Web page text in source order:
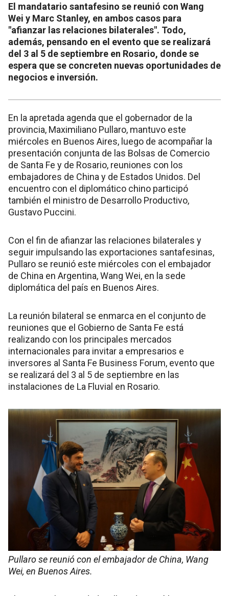
El mandatario santafesino se reunió con Wang
Wei y Marc Stanley, en ambos casos para
"afianzar las relaciones bilaterales". Todo,
además, pensando en el evento que se realizará
del 3 al 5 de septiembre en Rosario, donde se
espera que se concreten nuevas oportunidades de
negocios e inversión.
En la apretada agenda que el gobernador de la
provincia, Maximiliano Pullaro, mantuvo este
miércoles en Buenos Aires, luego de acompañar la
presentación conjunta de las Bolsas de Comercio
de Santa Fe y de Rosario, reuniones con los
embajadores de China y de Estados Unidos. Del
encuentro con el diplomático chino participó
también el ministro de Desarrollo Productivo,
Gustavo Puccini.
Con el fin de afianzar las relaciones bilaterales y
seguir impulsando las exportaciones santafesinas,
Pullaro se reunió este miércoles con el embajador
de China en Argentina, Wang Wei, en la sede
diplomática del país en Buenos Aires.
La reunión bilateral se enmarca en el conjunto de
reuniones que el Gobierno de Santa Fe está
realizando con los principales mercados
internacionales para invitar a empresarios e
inversores al Santa Fe Business Forum, evento que
se realizará del 3 al 5 de septiembre en las
instalaciones de La Fluvial en Rosario.
Pullaro se reunió con el embajador de China, Wang
Wei, en Buenos Aires.